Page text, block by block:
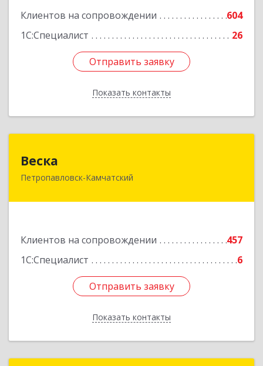
Клиентов на сопровождении
604
1С:Специалист
26
Отправить заявку
Показать контакты
Отправить заявку
Назад
Веска
Петропавловск-Камчатский
Клиентов на сопровождении
457
1С:Специалист
6
Отправить заявку
Показать контакты
683031, Камчатский край, Петропавловск-
Подробнее
Отправить заявку
Назад